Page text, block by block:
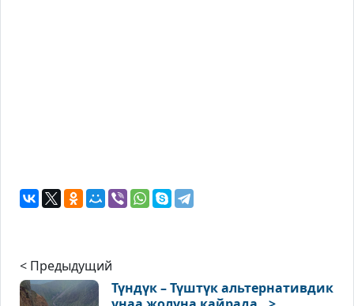
< Предыдущий
Түндүк – Түштүк альтернативдик